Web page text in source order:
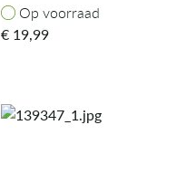
Op voorraad
Op voorraad
€ 19,99